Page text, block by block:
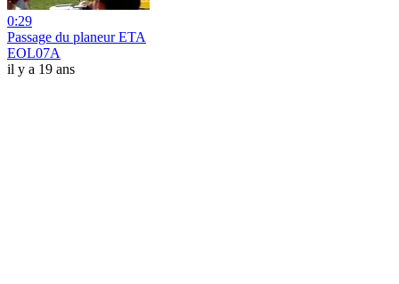
0:29
Passage du planeur ETA
EOL07A
il y a 19 ans